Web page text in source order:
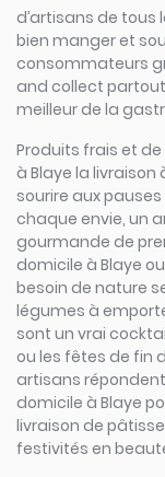
d’artisans de tous
bien manger et
consommateurs
and collect
meilleur de la
Produits frais et
à Blaye la
sourire aux
chaque envie, un
gourmande de
domicile à Blaye
besoin de nature
légumes à
sont un vrai
ou les fêtes de fin
artisans
domicile à Blaye
livraison de
festivités en